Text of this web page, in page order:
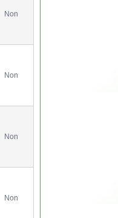
Non
Non
Non
Non